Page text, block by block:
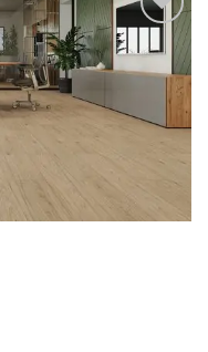
Add to
wishlist